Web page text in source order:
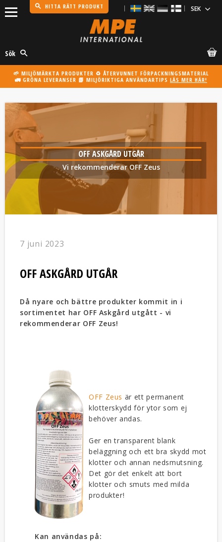
HITTA RÄTT PRODUKT
Sök
🌱 MILJÖMÄRKTA PRODUKTER ♻️ ÅTERVUNNET FÖRPACKNINGSMATERIAL
🚛 GRÖNA LEVERANSER 📗 MILJÖRIKTIGA ANVÄNDARTIPS LÄS MER HÄR!
OFF ASKGÅRD UTGÅR
Vi rekommenderar OFF Zeus
7 juni 2023
OFF ASKGÅRD UTGÅR
Då nyare och bättre produkter kommit in i
sortimentet har OFF Askgård utgått - vi
rekommenderar OFF Zeus!
OFF Zeus är ett permanent
klotterskydd för ytor som ej
behöver andas.
Ger en transparent blank
beläggning och ett bra skydd mot
klotter och annan nedsmutsning.
Det gör det enkelt att bort
klotter och smuts med milda
produkter!
Kan användas på: